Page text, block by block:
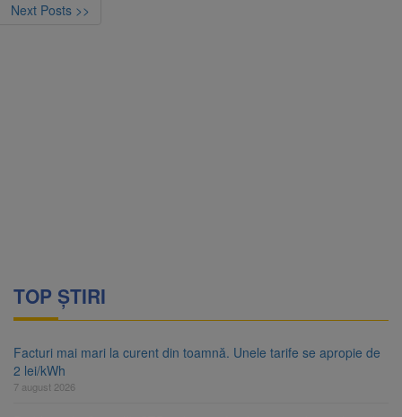
Next Posts >>
TOP ȘTIRI
Facturi mai mari la curent din toamnă. Unele tarife se apropie de
2 lei/kWh
7 august 2026